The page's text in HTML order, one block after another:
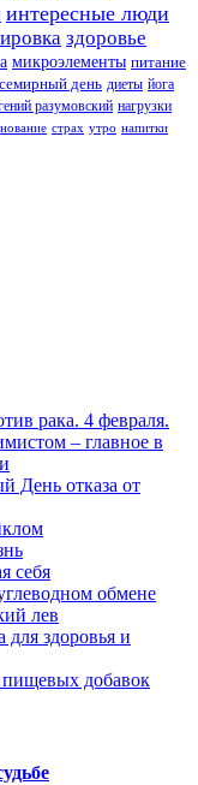
интересные люди
здоровье
микроэлементы питание
день диеты йога
разумовский нагрузки
страх утро напитки
рака. 4 февраля.
– главное в
День отказа от
себя
обмене
лев
здоровья и
пищевых добавок